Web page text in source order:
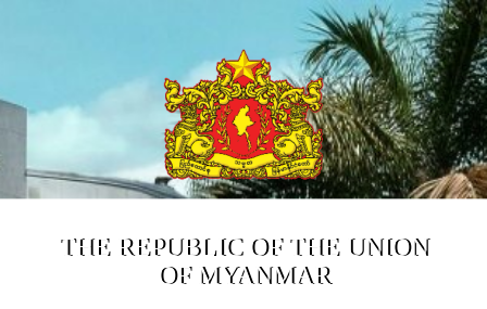
THE REPUBLIC OF THE UNION
OF MYANMAR